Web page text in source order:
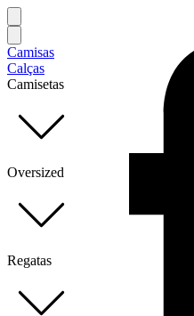
Camisas
Calças
Camisetas
Oversized
Regatas